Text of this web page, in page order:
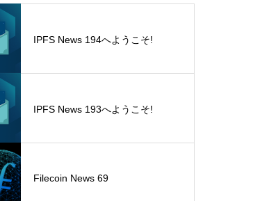
IPFS News 194へようこそ!
IPFS News 193へようこそ!
Filecoin News 69